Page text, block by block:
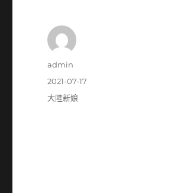
作
admin
發
佈
2021-07-17
分
大陸新娘